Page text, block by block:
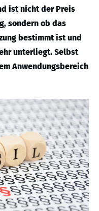
ist nicht der Preis
sondern ob das
bestimmt ist und
unterliegt. Selbst
Anwendungsbereich